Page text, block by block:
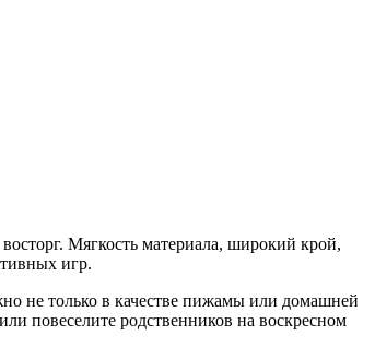
Мягкость материала, широкий крой,
игр.
не только в качестве пижамы или домашней
повеселите родственников на воскресном